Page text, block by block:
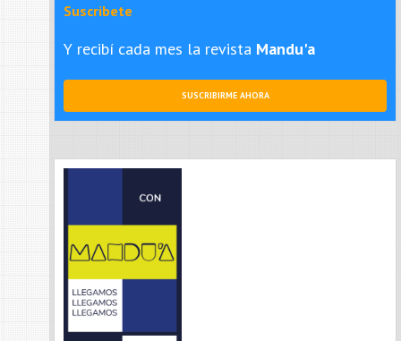
Suscribete
Y recibí cada mes la revista Mandu'a
SUSCRIBIRME AHORA